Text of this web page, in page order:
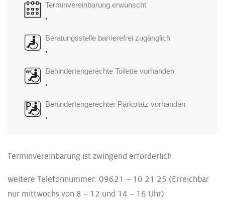
Terminvereinbarung erwünscht
,
Beratungsstelle barrierefrei zugänglich
,
Behindertengerechte Toilette vorhanden
,
Behindertengerechter Parkplatz vorhanden
,
Terminvereinbarung ist zwingend erforderlich
weitere Telefonnummer: 09621 – 10 21 25 (Erreichbar
nur mittwochs von 8 – 12 und 14 – 16 Uhr)